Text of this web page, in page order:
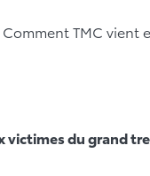
TMC
victimes du grand